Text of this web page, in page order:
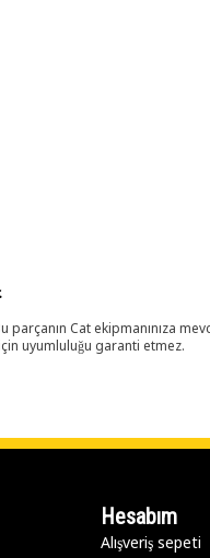
Cat ekipmanınıza
uyumluluğu garanti etmez.
Hesabım
Alışveriş sepeti